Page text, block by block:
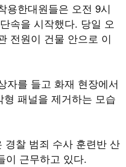
용한대원들은 오전 9시
속을 시작했다. 당일 오
전원이 건물 안으로 이
자를 들고 화재 현장에서
패널을 제거하는 모습
경찰 범죄 수사 훈련반 산
이 근무하고 있다.